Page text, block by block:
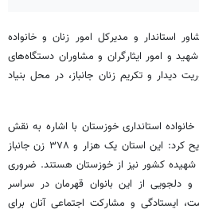
استاندار و مدیرکل امور زنان و خانواده
و امور ایثارگران و مشاوران دستگاه‌های
دیدار و تکریم زنان جانباز، در محل بنیاد
استانداری خوزستان با اشاره به نقش
برجسته بانوان ایثارگر خوزستان تصریح کرد: این استان یک هزار و ۳۷۸ زن جانباز
شهیده کشور نیز از خوزستان هستند. ضروری
و دلجویی از این بانوان قهرمان در سراسر
ایستادگی و مشارکت اجتماعی آنان برای